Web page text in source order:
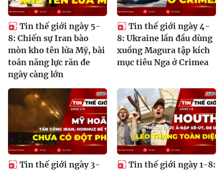
Tin thế giới ngày 5-
8: Chiến sự Iran bào
mòn kho tên lửa Mỹ, bài
toán năng lực răn đe
ngày càng lớn
Tin thế giới ngày 4-
8: Ukraine lần đầu dùng
xuồng Magura tập kích
mục tiêu Nga ở Crimea
Tin thế giới ngày 3-
Tin thế giới ngày 1-8: